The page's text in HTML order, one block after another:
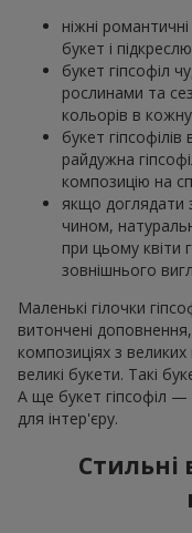
ніжні
букет і
букет гіпсофіл
рослинами та
кольорів в
букет
райдужна
композицію на
якщо доглядати
чином,
при цьому квіти
зовнішнього
Маленькі гілочки
витончені
композиціях з
великі букети. Такі
А ще букет гіпсофіл
для інтер'єру.
Стильні